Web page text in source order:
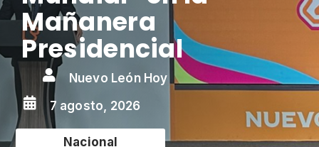
Mañanera
Presidencial
 Nuevo León Hoy
 7 agosto, 2026
Nacional